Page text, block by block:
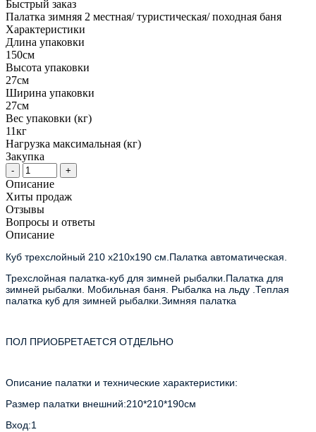
Быстрый заказ
Палатка зимняя 2 местная/ туристическая/ походная баня
Характеристики
Длина упаковки
150см
Высота упаковки
27см
Ширина упаковки
27см
Вес упаковки (кг)
11кг
Нагрузка максимальная (кг)
Закупка
- +
Описание
Хиты продаж
Отзывы
Вопросы и ответы
Описание
Куб трехслойный 210 х210х190 см.Палатка автоматическая.
Трехслойная палатка-куб для зимней рыбалки.Палатка для
зимней рыбалки. Мобильная баня. Рыбалка на льду .Теплая
палатка куб для зимней рыбалки.Зимняя палатка
ПОЛ ПРИОБРЕТАЕТСЯ ОТДЕЛЬНО
Описание палатки и технические характеристики:
Размер палатки внешний:210*210*190см
Вход:1